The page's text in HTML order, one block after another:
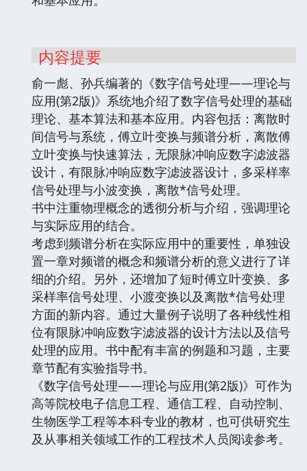
内容提要
俞一彪、孙兵编著的《数字信号处理——理论与
应用(第2版)》系统地介绍了数字信号处理的基础
理论、基本算法和基本应用。内容包括：离散时
间信号与系统，傅立叶变换与频谱分析，离散傅
立叶变换与快速算法，无限脉冲响应数字滤波器
设计，有限脉冲响应数字滤波器设计，多采样率
信号处理与小波变换，离散*信号处理。
书中注重物理概念的透彻分析与介绍，强调理论
与实际应用的结合。
考虑到频谱分析在实际应用中的重要性，单独设
置一章对频谱的概念和频谱分析的意义进行了详
细的介绍。另外，还增加了短时傅立叶变换、多
采样率信号处理、小渡变换以及离散*信号处理
方面的新内容。通过大量例子说明了各种线性相
位有限脉冲响应数字滤波器的设计方法以及信号
处理的应用。书中配有丰富的例题和习题，主要
章节配有实验指导书。
《数字信号处理——理论与应用(第2版)》可作为
高等院校电子信息工程、通信工程、自动控制、
生物医学工程等本科专业的教材，也可供研究生
及从事相关领域工作的工程技术人员阅读参考。